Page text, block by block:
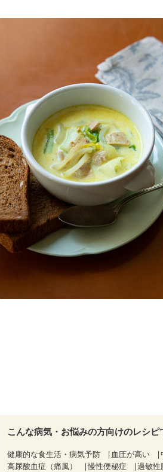
こんな病気・お悩みの方向けのレシピ
健康的な食生活・病気予防 血圧が高い
高尿酸血症（痛風）
慢性便秘症 過敏性